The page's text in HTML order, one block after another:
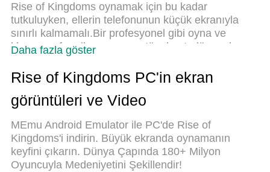
Rise of Kingdoms oynamak için bu kadar
tutkuluyken, ellerin telefonunun küçük ekranıyla
sınırlı kalmamalı.Bir profesyonel gibi oyna ve
klavye ve fare ile oyununun tüm kontrolü sende
olsun.MEmu sana beklediğin her şeyi
sunuyor.PC'de Rise of Kingdoms indir ve oyna.
İstediğin kadar oyna, artık pil sınırlamaları, mobil
veri ve rahatsız edici çağrılar yok.Yepyeni MEmu 9,
Uzmanlığımızla hazırlanan zarif ön ayar tuş eşleme
sistemi Rise of Kingdoms oyununu gerçek bir PC
oyununa dönüştürüyor.MEmu çoklu örnek
yöneticisi, aynı cihazda 2 veya daha fazla hesap
Daha fazla göster
Rise of Kingdoms PC'in ekran
görüntüleri ve Video
MEmu Android Emulator ile PC'de Rise of
Kingdoms'i indirin. Büyük ekranda oynamanın
keyfini çıkarın. Dünya Çapında 180+ Milyon
Oyuncuyla Medeniyetini Şekillendir!